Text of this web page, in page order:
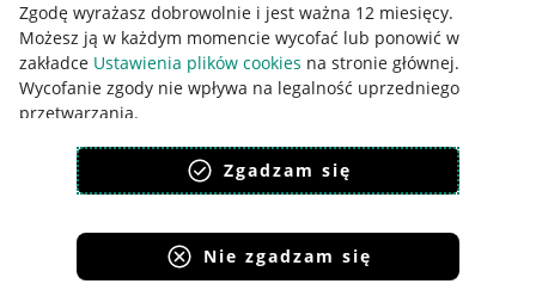
Zgodę wyrażasz dobrowolnie i jest ważna 12 miesięcy.
Możesz ją w każdym momencie wycofać lub ponowić w
zakładce Ustawienia plików cookies na stronie głównej.
Wycofanie zgody nie wpływa na legalność uprzedniego
przetwarzania.
polityka plików cookies
Zgadzam się
Nie zgadzam się
Korzystanie z serwisu oznacza akceptacjęregulaminu